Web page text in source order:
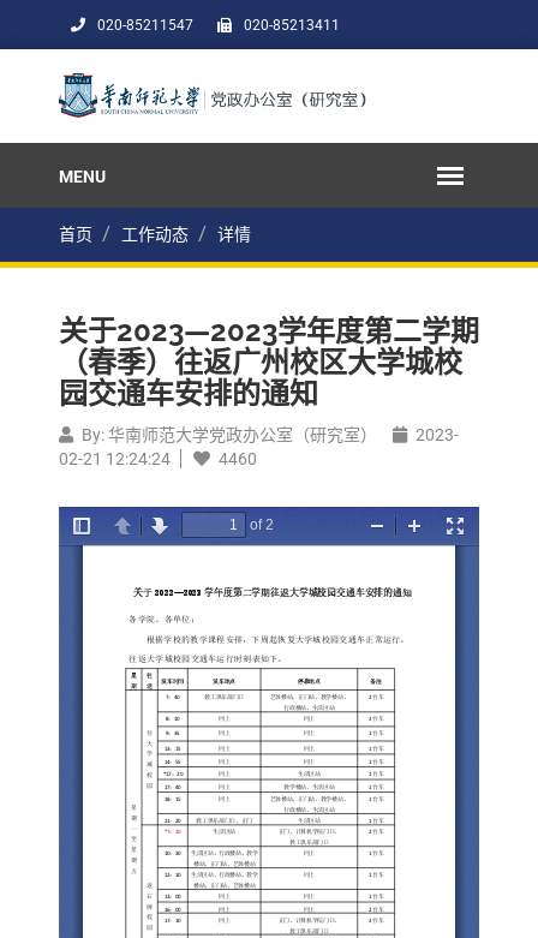
020-85211547 020-85213411
首页 工作动态 详情
关于2023—2023学年度第二学期
（春季）往返广州校区大学城校
园交通车安排的通知
By: 华南师范大学党政办公室（研究室）
2023-
02-21 12:24:24
4460